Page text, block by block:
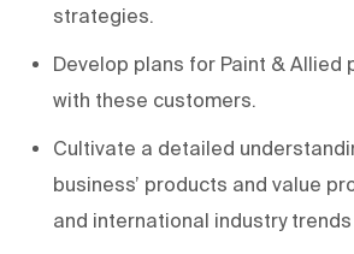
strategies.
Develop plans for Paint & Allied
with these customers.
Cultivate a detailed
business’ products and value
and international industry trends